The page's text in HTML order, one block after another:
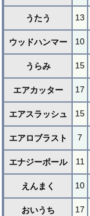
うたう 13
ウッドハンマー 10
うらみ 15
エアカッター 17
エアスラッシュ 15
エアロブラスト 7
エナジーボール 11
えんまく 10
おいうち 17